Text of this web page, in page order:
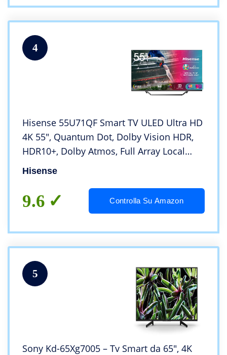
4
Hisense 55U71QF Smart TV ULED Ultra HD
4K 55″, Quantum Dot, Dolby Vision HDR,
HDR10+, Dolby Atmos, Full Array Local
Dimming, con Alexa integrata, Tuner DVB-
2022]
Hisense
9.6 Controlla Su Amazon
5
Sony Kd-65Xg7005 – Tv Smart da 65″, 4K